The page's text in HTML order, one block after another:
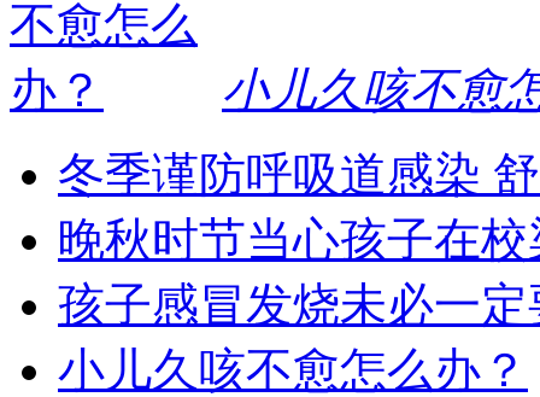
小儿久咳不愈
冬季谨防呼吸道感染
晚秋时节当心孩子在
孩子感冒发烧未必一
小儿久咳不愈怎么办？